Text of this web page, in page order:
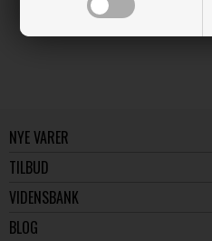
NYE VARER
TILBUD
VIDENSBANK
BLOG